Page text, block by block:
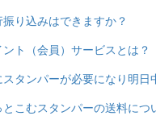
振り込みはできますか？
ント（会員）サービスとは？
スタンパーが必要になり明日
とこむスタンパーの送料につ